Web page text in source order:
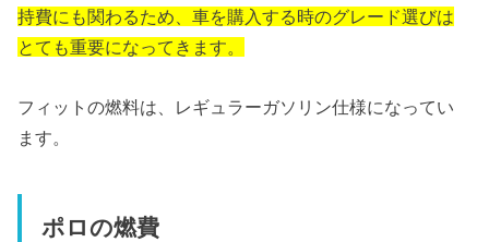
持費にも関わるため、車を購入する時のグレード選びは
とても重要になってきます。
フィットの燃料は、レギュラーガソリン仕様になってい
ます。
ポロの燃費